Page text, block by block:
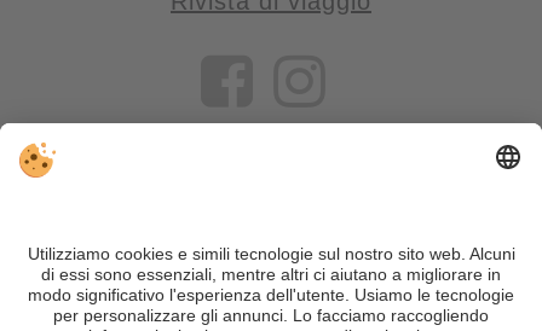
VIVOSüdtirol è il portale di viaggio per chi desidera vivere il
Trentino Alto Adige davvero – con consigli autentici, alloggi e
offerte su misura.